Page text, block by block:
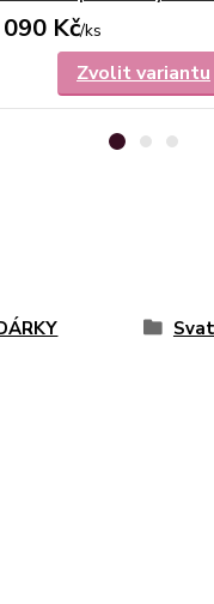
Kč/ks
Zvolit variantu